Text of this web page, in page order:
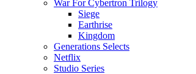
War For Cybertron Trilogy
Siege
Earthrise
Kingdom
Generations Selects
Netflix
Studio Series